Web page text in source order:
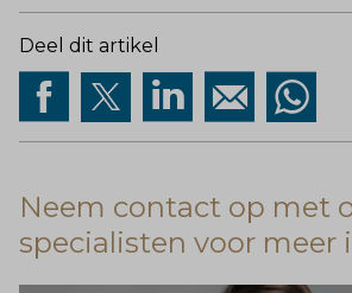
Deel dit artikel
Neem contact op met
specialisten voor meer